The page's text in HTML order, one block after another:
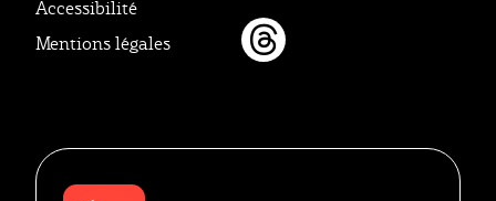
Accessibilité
Mentions légales
Twitter